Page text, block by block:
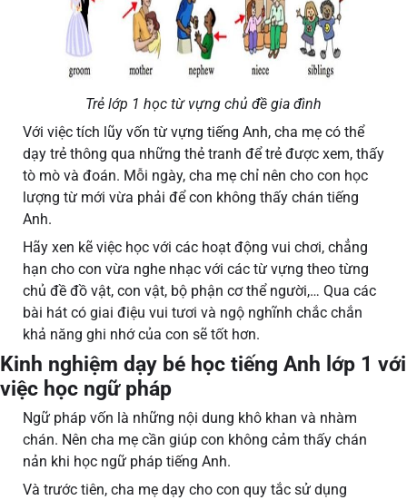
Trẻ lớp 1 học từ vựng chủ đề gia đình
Với việc tích lũy vốn từ vựng tiếng Anh, cha mẹ có thể
dạy trẻ thông qua những thẻ tranh để trẻ được xem, thấy
tò mò và đoán. Mỗi ngày, cha mẹ chỉ nên cho con học
lượng từ mới vừa phải để con không thấy chán tiếng
Anh.
Hãy xen kẽ việc học với các hoạt động vui chơi, chẳng
hạn cho con vừa nghe nhạc với các từ vựng theo từng
chủ đề đồ vật, con vật, bộ phận cơ thể người,… Qua các
bài hát có giai điệu vui tươi và ngộ nghĩnh chắc chắn
khả năng ghi nhớ của con sẽ tốt hơn.
Kinh nghiệm dạy bé học tiếng Anh lớp 1 với
việc học ngữ pháp
Ngữ pháp vốn là những nội dung khô khan và nhàm
chán. Nên cha mẹ cần giúp con không cảm thấy chán
nản khi học ngữ pháp tiếng Anh.
Và trước tiên, cha mẹ dạy cho con quy tắc sử dụng